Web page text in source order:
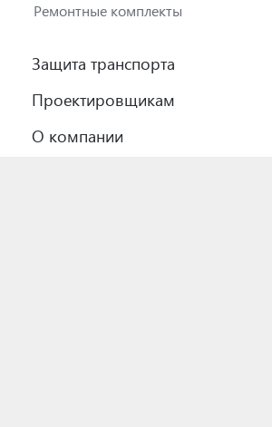
Ремонтные комплекты
Защита транспорта
Проектировщикам
О компании